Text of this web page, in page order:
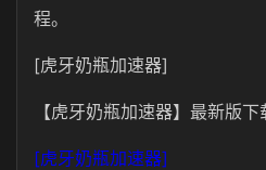
程。
[虎牙奶瓶加速器]
【虎牙奶瓶加速器】最新版下
[虎牙奶瓶加速器]